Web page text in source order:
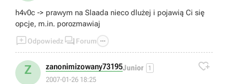
h4v0c -> prawym na Slaada nieco dlużej i pojawią Ci się
opcje, m.in. porozmawiaj
Odpowiedz  Forum 
Z zanonimizowany73195Junior 1
2007-01-26 18:25
